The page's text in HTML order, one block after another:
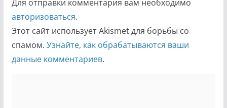
Для отправки комментария вам необходимо
авторизоваться.
Этот сайт использует Akismet для борьбы со
спамом. Узнайте, как обрабатываются ваши
данные комментариев.